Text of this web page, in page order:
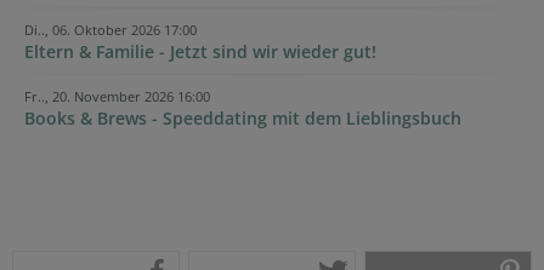
Di.., 06. Oktober 2026 17:00
Eltern & Familie - Jetzt sind wir wieder gut!
Fr.., 20. November 2026 16:00
Books & Brews - Speeddating mit dem Lieblingsbuch